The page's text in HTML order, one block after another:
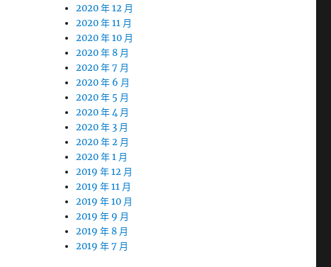
2020 年 12 月
2020 年 11 月
2020 年 10 月
2020 年 8 月
2020 年 7 月
2020 年 6 月
2020 年 5 月
2020 年 4 月
2020 年 3 月
2020 年 2 月
2020 年 1 月
2019 年 12 月
2019 年 11 月
2019 年 10 月
2019 年 9 月
2019 年 8 月
2019 年 7 月